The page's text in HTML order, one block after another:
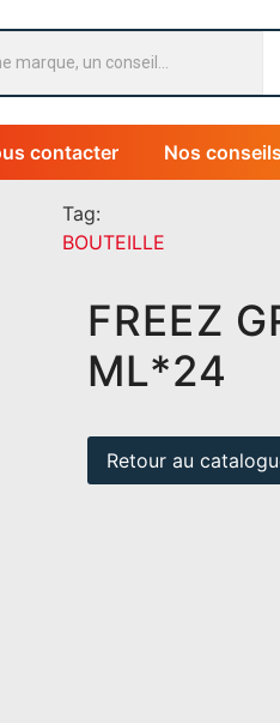
contacter Nos conseils
Tag:
BOUTEILLE
FREEZ
ML*24
Retour au